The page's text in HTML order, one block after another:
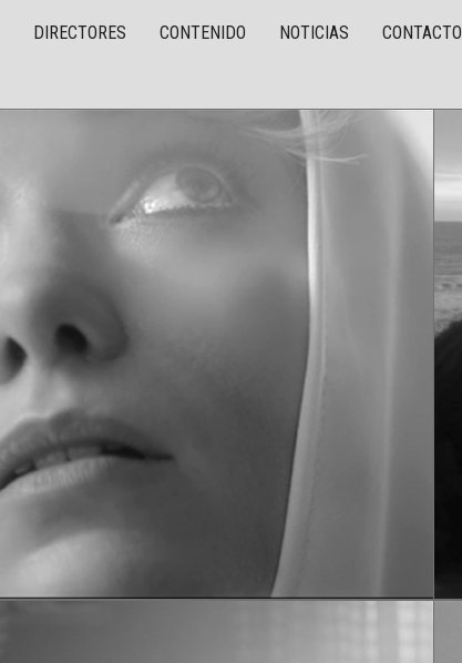
DIRECTORES CONTENIDO NOTICIAS CONTACTO